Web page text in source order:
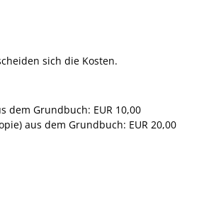
sich die Kosten.
dem Grundbuch: EUR 10,00
aus dem Grundbuch: EUR 20,00